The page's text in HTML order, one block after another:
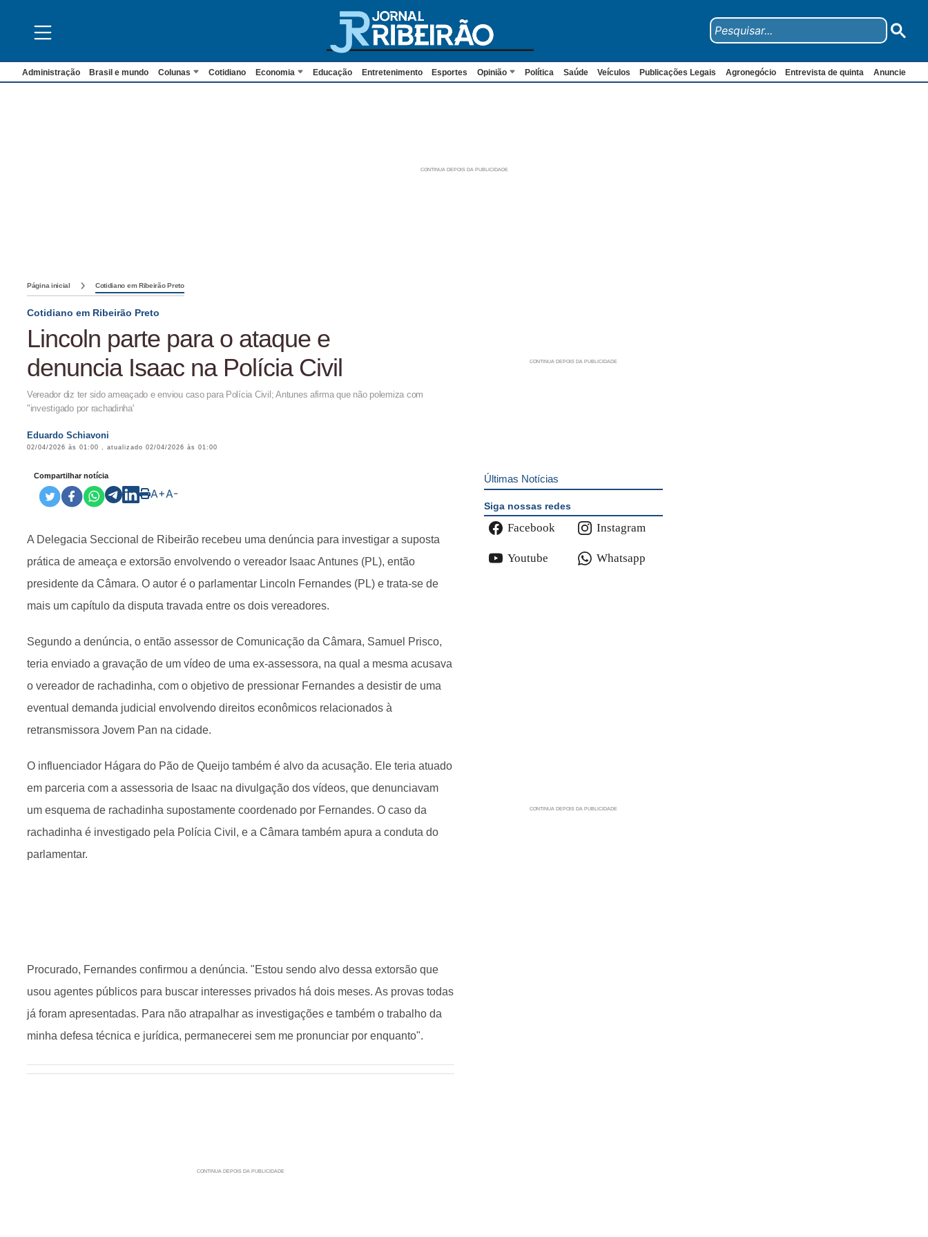
Administração Brasil e mundo Colunas Cotidiano Economia Educação Entretenimento Esportes Opinião Política Saúde Veículos Publicações Legais Agronegócio Entrevista de quinta Anuncie
Página inicial Cotidiano em Ribeirão Preto
Cotidiano em Ribeirão Preto
Lincoln parte para o ataque e
denuncia Isaac na Polícia Civil
Vereador diz ter sido ameaçado e enviou caso para Polícia Civil; Antunes afirma que não polemiza com
"investigado por rachadinha'
Eduardo Schiavoni
02/04/2026 às 01:00 , atualizado 02/04/2026 às 01:00
Compartilhar notícia
A+A-
A Delegacia Seccional de Ribeirão recebeu uma denúncia para investigar a suposta
prática de ameaça e extorsão envolvendo o vereador Isaac Antunes (PL), então
presidente da Câmara. O autor é o parlamentar Lincoln Fernandes (PL) e trata-se de
mais um capítulo da disputa travada entre os dois vereadores.
Segundo a denúncia, o então assessor de Comunicação da Câmara, Samuel Prisco,
teria enviado a gravação de um vídeo de uma ex-assessora, na qual a mesma acusava
o vereador de rachadinha, com o objetivo de pressionar Fernandes a desistir de uma
eventual demanda judicial envolvendo direitos econômicos relacionados à
retransmissora Jovem Pan na cidade.
O influenciador Hágara do Pão de Queijo também é alvo da acusação. Ele teria atuado
em parceria com a assessoria de Isaac na divulgação dos vídeos, que denunciavam
um esquema de rachadinha supostamente coordenado por Fernandes. O caso da
rachadinha é investigado pela Polícia Civil, e a Câmara também apura a conduta do
parlamentar.
Procurado, Fernandes confirmou a denúncia. "Estou sendo alvo dessa extorsão que
usou agentes públicos para buscar interesses privados há dois meses. As provas todas
já foram apresentadas. Para não atrapalhar as investigações e também o trabalho da
minha defesa técnica e jurídica, permanecerei sem me pronunciar por enquanto".
Últimas Notícias
Siga nossas redes
Facebook Instagram
Youtube Whatsapp